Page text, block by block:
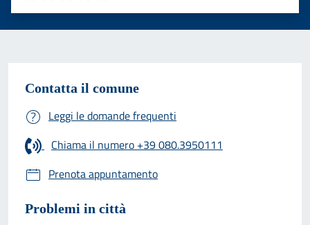
Valuta 5 stelle su 5
Valuta 4 stelle su 5
Valuta 3 stelle su 5
Valuta 2 stelle su 5
Valuta 1 stelle su 5
Contatta il comune
Leggi le domande frequenti
Chiama il numero +39 080.3950111
Prenota appuntamento
Problemi in città